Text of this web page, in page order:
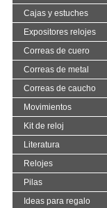
Cajas y estuches
Expositores relojes
Correas de cuero
Correas de metal
Correas de caucho
Movimientos
Kit de reloj
Literatura
Relojes
Pilas
Ideas para regalo